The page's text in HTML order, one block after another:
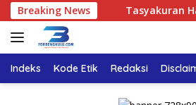
Langsung
ke
konten
Breaking News
Aman Tasyakuran Hari
Indeks Kode Etik Redaksi